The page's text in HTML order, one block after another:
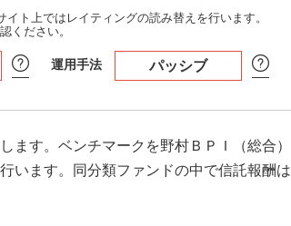
ト上ではレイティングの読み替えを行います。
ください。
運用手法 パッシブ
ます。ベンチマークを野村ＢＰＩ（総合）
います。同分類ファンドの中で信託報酬は